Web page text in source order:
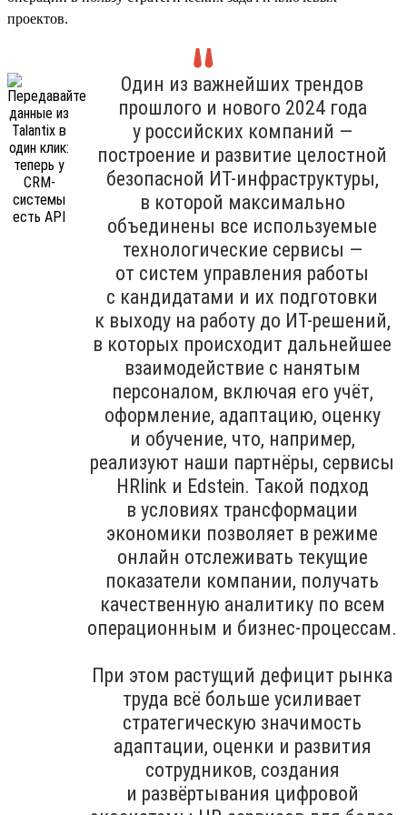
проектов.
Один из важнейших трендов
прошлого и нового 2024 года
у российских компаний —
построение и развитие целостной
безопасной ИТ-инфраструктуры,
в которой максимально
объединены все используемые
технологические сервисы —
от систем управления работы
с кандидатами и их подготовки
к выходу на работу до ИТ-решений,
в которых происходит дальнейшее
взаимодействие с нанятым
персоналом, включая его учёт,
оформление, адаптацию, оценку
и обучение, что, например,
реализуют наши партнёры, сервисы
HRlink и Edstein. Такой подход
в условиях трансформации
экономики позволяет в режиме
онлайн отслеживать текущие
показатели компании, получать
качественную аналитику по всем
операционным и бизнес-процессам.
При этом растущий дефицит рынка
труда всё больше усиливает
стратегическую значимость
адаптации, оценки и развития
сотрудников, создания
и развёртывания цифровой